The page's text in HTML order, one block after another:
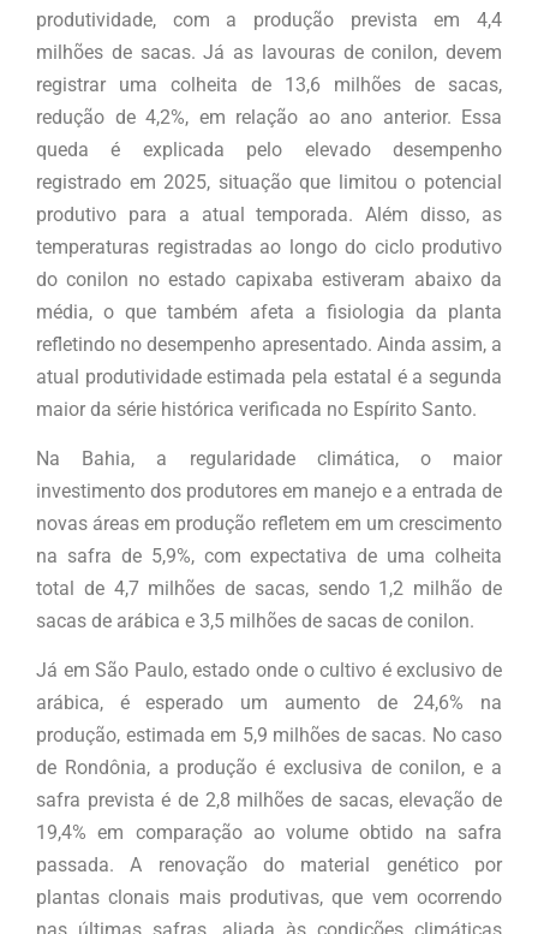
produtividade, com a produção prevista em 4,4
milhões de sacas. Já as lavouras de conilon, devem
registrar uma colheita de 13,6 milhões de sacas,
redução de 4,2%, em relação ao ano anterior. Essa
queda é explicada pelo elevado desempenho
registrado em 2025, situação que limitou o potencial
produtivo para a atual temporada. Além disso, as
temperaturas registradas ao longo do ciclo produtivo
do conilon no estado capixaba estiveram abaixo da
média, o que também afeta a fisiologia da planta
refletindo no desempenho apresentado. Ainda assim, a
atual produtividade estimada pela estatal é a segunda
maior da série histórica verificada no Espírito Santo.
Na Bahia, a regularidade climática, o maior
investimento dos produtores em manejo e a entrada de
novas áreas em produção refletem em um crescimento
na safra de 5,9%, com expectativa de uma colheita
total de 4,7 milhões de sacas, sendo 1,2 milhão de
sacas de arábica e 3,5 milhões de sacas de conilon.
Já em São Paulo, estado onde o cultivo é exclusivo de
arábica, é esperado um aumento de 24,6% na
produção, estimada em 5,9 milhões de sacas. No caso
de Rondônia, a produção é exclusiva de conilon, e a
safra prevista é de 2,8 milhões de sacas, elevação de
19,4% em comparação ao volume obtido na safra
passada. A renovação do material genético por
plantas clonais mais produtivas, que vem ocorrendo